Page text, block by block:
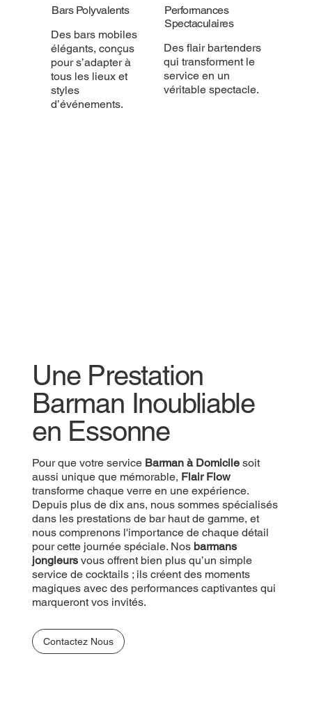
Bars Polyvalents
Des bars mobiles
élégants, conçus
pour s’adapter à
tous les lieux et
styles
d’événements.
Performances
Spectaculaires
Des flair bartenders
qui transforment le
service en un
véritable spectacle.
Une Prestation
Barman Inoubliable
en Essonne
Pour que votre Prestation Barmansoit aussi
unique que mémorable,Flair Flowtransforme
chaque verre en une expérience. Depuis plus de
dix ans, nous sommes spécialisés dans les
prestations de bar haut de gamme, et nous
comprenons l'importance de chaque détail pour
cette journée spéciale. Nos barmans jongleurs
vous offrent bien plus qu’un simple service de
cocktails ; ils créent des moments magiques avec
des performances captivantes qui marqueront vos
invités.
Contactez Nous
Une Prestation
Barman Inoubliable
en Essonne
Pour que votre service Barman à Domicilesoit
aussi unique que mémorable, Flair Flow
transforme chaque verre en une expérience.
Depuis plus de dix ans, nous sommes spécialisés
dans les prestations de bar haut de gamme, et
nous comprenons l'importance de chaque détail
pour cette journée spéciale. Nos barmans
jongleursvous offrent bien plus qu’un simple
service de cocktails ; ils créent des moments
magiques avec des performances captivantes qui
marqueront vos invités.
Contactez Nous